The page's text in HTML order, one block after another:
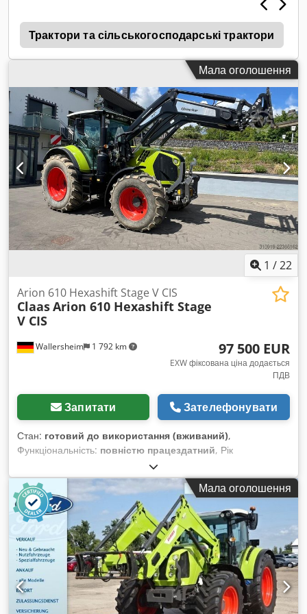
Трактори та сільськогосподарські трактори
Мала оголошення
1 /22
Wallersheim 1 792 km
Arion 610 Hexashift Stage V CIS
ClaasArion 610 Hexashift Stage
V CIS
97 500 EUR
EXW фіксована ціна додається
ПДВ
Запитати Зателефонувати
Стан: готовий до використання (вживаний),
Функціональність: повністю працездатний, Рік
, мотогодини:
дизель, максимальна швидкість:40 км/год, колір:
зелений, Продається: сільськогосподарський трактор Claas
Arion 610 Hexashift Stage V (CIS), тип A96 100 Рік
виготовлення: 2022 Напрацювання: 939 годин Трактор у
відмінному стані, майже як новий, з дуже незначним
напрацюванням, повністю справний і готовий до роботи без
додаткових інвестицій. Він оснащений 6-циліндровим
двигуном John Deere DPS 6.8 л, що відповідає екологічним
стандартам Stage V (SCR, DPF, DOC, AdBlue). Максимальна
потужність: 145 к.с. Номінальна потужність: 135 к.с.
Мала оголошення